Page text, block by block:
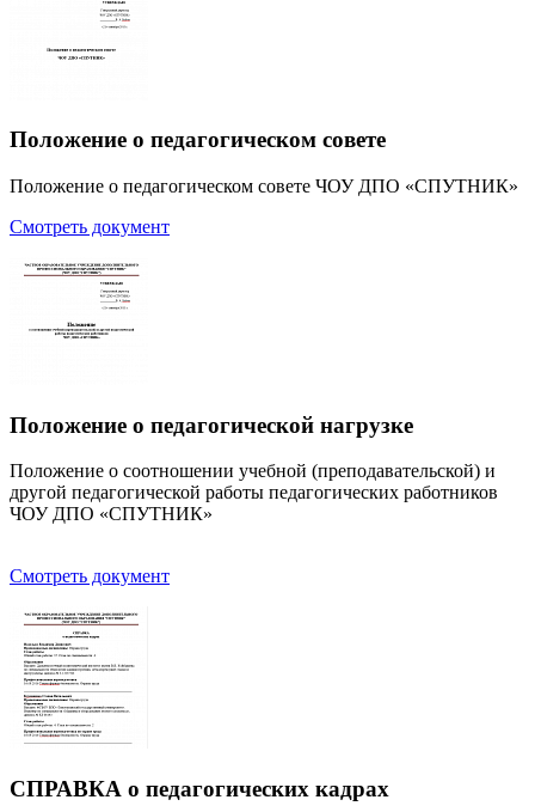
Положение о педагогическом совете
Положение о педагогическом совете ЧОУ ДПО «СПУТНИК»
Смотреть документ
Положение о педагогической нагрузке
Положение о соотношении учебной (преподавательской) и
другой педагогической работы педагогических работников
ЧОУ ДПО «СПУТНИК»
Смотреть документ
СПРАВКА о педагогических кадрах